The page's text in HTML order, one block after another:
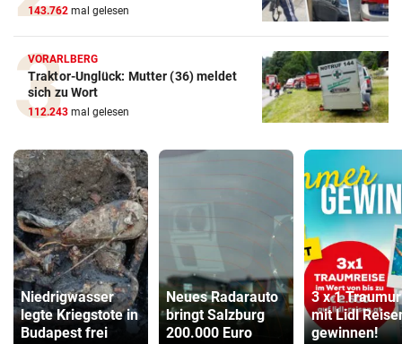
143.762 mal gelesen
VORARLBERG
Traktor-Unglück: Mutter (36) meldet
sich zu Wort
112.243 mal gelesen
Niedrigwasser
legte Kriegstote in
Budapest frei
Neues Radarauto
bringt Salzburg
200.000 Euro
3 x 1
mit Lidl
gewinnen!